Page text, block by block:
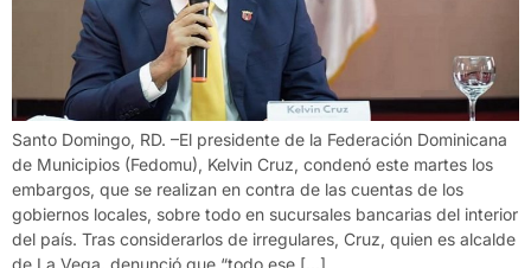
Santo Domingo, RD. –El presidente de la Federación Dominicana
de Municipios (Fedomu), Kelvin Cruz, condenó este martes los
embargos, que se realizan en contra de las cuentas de los
gobiernos locales, sobre todo en sucursales bancarias del interior
del país. Tras considerarlos de irregulares, Cruz, quien es alcalde
de La Vega, denunció que “todo ese […]